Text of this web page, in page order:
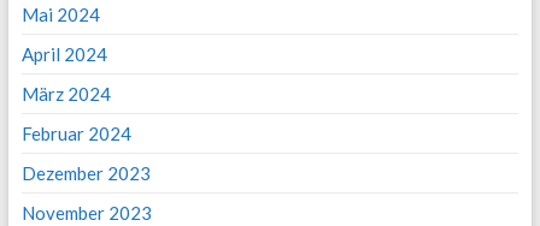
Mai 2024
April 2024
März 2024
Februar 2024
Dezember 2023
November 2023